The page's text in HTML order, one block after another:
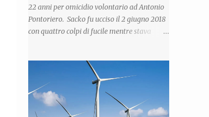
22 anni per omicidio volontario ad Antonio
Pontoriero. Sacko fu ucciso il 2 giugno 2018
con quattro colpi di fucile mentre stava
l’inchiesta ‘Poison’ della Procura di Vibo
Valentia, sarebbero state intombate più di
130mila tonnellate di rifiuti tossici e
pericolosi provenienti dall’Enel di Brindisi,